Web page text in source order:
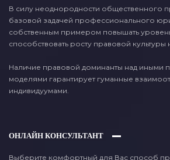
В силу неоднородности общественного
базовой задачей профессионального
собственным примером повышать
способствовать росту правовой культуры
Наличие правовой доминанты над иными
моделями гарантирует гуманные
индивидуумами.
ОНЛАЙН КОНСУЛЬТАНТ
Выберите комфортный для Вас способ